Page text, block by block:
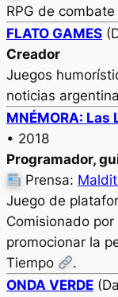
RPG de
FLATO GAMES
Creador
Juegos
noticias
MNÉMORA: Las
• 2018
Programador,
Prensa:
Juego de
Comisionado
promocionar la
Tiempo
.
ONDA VERDE